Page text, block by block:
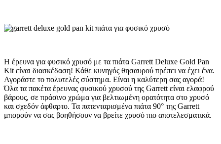
Η έρευνα για φυσικό χρυσό με τα πιάτα Garrett Deluxe Gold Pan
Kit είναι διασκέδαση! Κάθε κυνηγός θησαυρού πρέπει να έχει ένα.
Αγοράστε το πολυτελές σύστημα. Είναι η καλύτερη σας αγορά!
Όλα τα πακέτα έρευνας φυσικού χρυσού της Garrett είναι ελαφρού
βάρους, σε πράσινο χρώμα για βελτιωμένη ορατότητα στο χρυσό
και σχεδόν άφθαρτο. Τα πατενταρισμένα πιάτα 90° της Garrett
μπορούν να σας βοηθήσουν να βρείτε χρυσό πιο αποτελεσματικά.